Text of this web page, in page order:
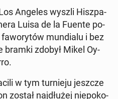
Angeles wyszli Hisz­pa­
Luisa de la Fuente po­
mun­dia­lu i bez
bramki zdobył Mikel Oy­
w tym tur­nie­ju jeszcze
został naj­dłu­żej nie­po­ko­